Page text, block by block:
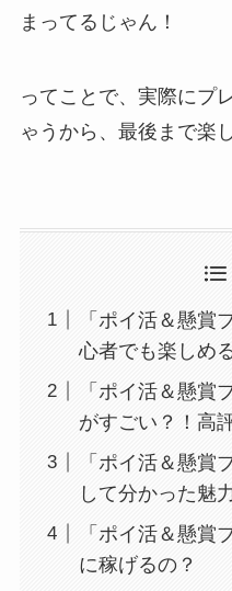
まってるじゃん！
ってことで、実際にプ
ゃうから、最後まで楽
「ポイ活＆懸賞
心者でも楽しめ
「ポイ活＆懸賞
がすごい？！高
「ポイ活＆懸賞
して分かった魅
「ポイ活＆懸賞
に稼げるの？